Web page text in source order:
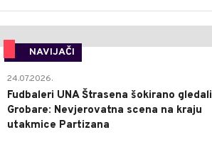
NAVIJAČI
24.07.2026.
Fudbaleri UNA Štrasena šokirano gledali
Grobare: Nevjerovatna scena na kraju
utakmice Partizana